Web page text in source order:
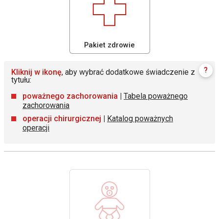
Pakiet zdrowie
Kliknij w ikonę, aby wybrać dodatkowe świadczenie z
tytułu:
poważnego zachorowania | Tabela poważnego
zachorowania
operacji chirurgicznej | Katalog poważnych
operacji
?